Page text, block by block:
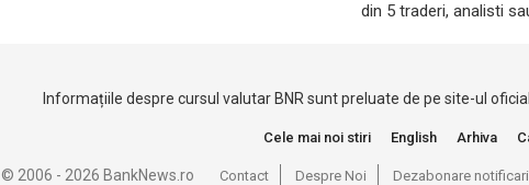
din 5 traderi, analisti
Informațiile despre cursul valutar BNR sunt preluate de pe site-ul
Cele mai noi stiri English Arhiva
© 2006 - 2026 BankNews.ro Contact Despre Noi Dezabonare notificari